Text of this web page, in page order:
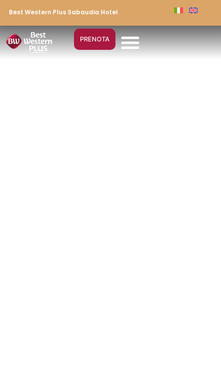
Best Western Plus Sabaudia Hotel
PRENOTA